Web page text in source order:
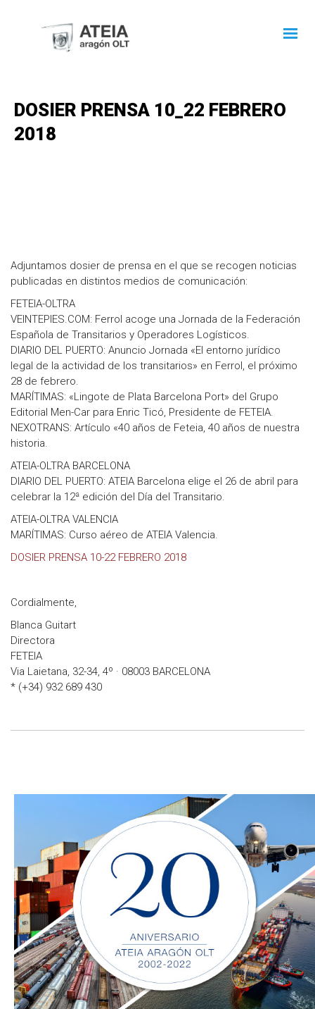
DOSIER PRENSA 10_22 FEBRERO
2018
Adjuntamos dosier de prensa en el que se recogen noticias
publicadas en distintos medios de comunicación:
FETEIA-OLTRA
VEINTEPIES.COM: Ferrol acoge una Jornada de la Federación
Española de Transitarios y Operadores Logísticos.
DIARIO DEL PUERTO: Anuncio Jornada «El entorno jurídico
legal de la actividad de los transitarios» en Ferrol, el próximo
28 de febrero.
MARÍTIMAS: «Lingote de Plata Barcelona Port» del Grupo
Editorial Men-Car para Enric Ticó, Presidente de FETEIA.
NEXOTRANS: Artículo «40 años de Feteia, 40 años de nuestra
historia.
ATEIA-OLTRA BARCELONA
DIARIO DEL PUERTO: ATEIA Barcelona elige el 26 de abril para
celebrar la 12ª edición del Día del Transitario.
ATEIA-OLTRA VALENCIA
MARÍTIMAS: Curso aéreo de ATEIA Valencia.
DOSIER PRENSA 10-22 FEBRERO 2018
Cordialmente,
Blanca Guitart
Directora
FETEIA
Via Laietana, 32-34, 4º · 08003 BARCELONA
* (+34) 932 689 430